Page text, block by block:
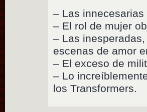
– Las
– El rol de mujer
– Las
escenas de amor
– El exceso de
– Lo
los Transformers.